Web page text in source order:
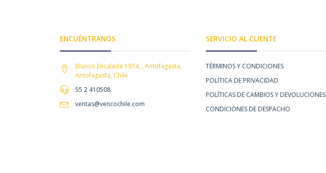
ENCUÉNTRANOS
Blanco Encalada 1974, , Antofagasta,
Antofagasta, Chile
55 2 410508
ventas@vencochile.com
SERVICIO AL CLIENTE
TÉRMINOS Y CONDICIONES
POLÍTICA DE PRIVACIDAD
POLÍTICAS DE CAMBIOS Y DEVOLUCIONES
CONDICIONES DE DESPACHO